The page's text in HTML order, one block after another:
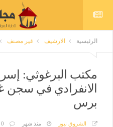
الرئيسية الارشيف غير مصنف
مكتب البرغوثي:
الانفرادي في سجن
برس
الشروق نيوز منذ شهر 0 تعليق